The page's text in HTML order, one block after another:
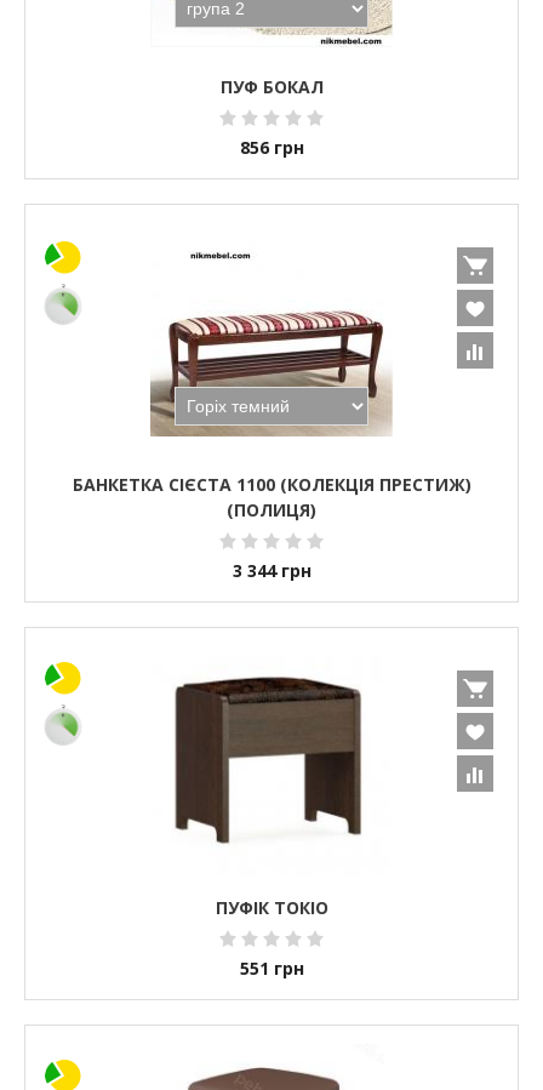
ПУФ БОКАЛ
856 грн
БАНКЕТКА СІЄСТА 1100 (КОЛЕКЦІЯ ПРЕСТИЖ)
(ПОЛИЦЯ)
3 344 грн
ПУФІК ТОКІО
551 грн